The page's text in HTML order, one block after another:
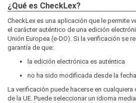
¿Qué es CheckLex?
CheckLex es una aplicación que le permite
el carácter auténtico de una edición
Unión Europea (e-DO). Si la verificación se
garantía de que:
la edición electrónica es auténtica
no ha sido modificada desde la
La verificación puede hacerse en
de la UE. Puede seleccionar un idioma